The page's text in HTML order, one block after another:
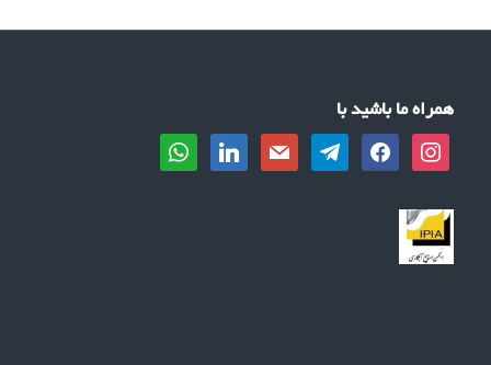
همراه ما باشید با
instagram
facebook
telegram
mail
linkedin
whatsapp